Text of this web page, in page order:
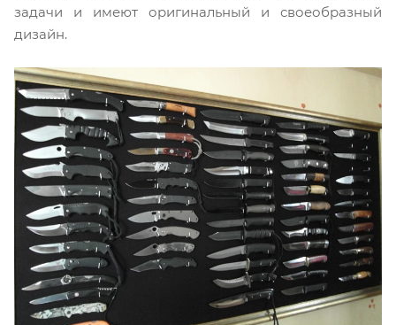
задачи и имеют оригинальный и своеобразный
дизайн.